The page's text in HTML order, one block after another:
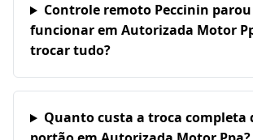
Controle remoto Peccinin
funcionar em Autorizada Motor
trocar tudo?
Quanto custa a troca completa